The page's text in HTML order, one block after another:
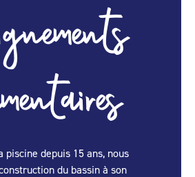
piscine depuis 15 ans, nous
du bassin à son